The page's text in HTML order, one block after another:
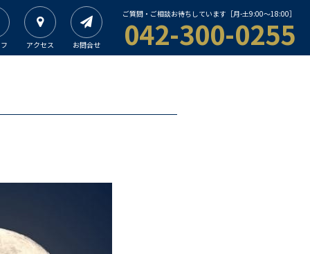
アクセス お問合せ
ご質問・ご相談お待ちしています［月-土9:00〜18:00］
042-300-0255